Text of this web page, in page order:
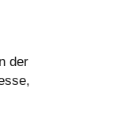
der